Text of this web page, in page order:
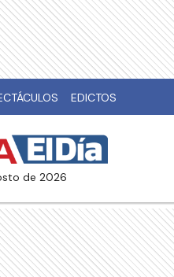
EDICTOS
de 2026